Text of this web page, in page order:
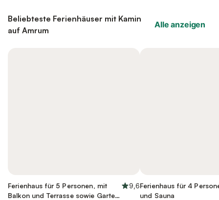
Beliebteste Ferienhäuser mit Kamin
auf Amrum
Alle anzeigen
Ferienhaus für 5 Personen, mit
Balkon und Terrasse sowie Garten
9,6Ferienhaus für 4
und Sauna